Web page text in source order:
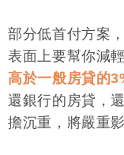
部分低首付方案
表面上要幫你減
高於一般房貸的
還銀行的房貸，
擔沉重，將嚴重